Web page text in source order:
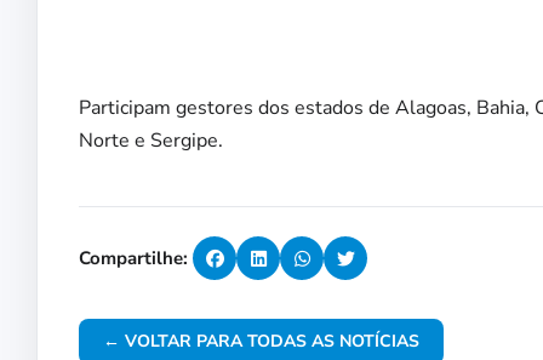
Participam gestores dos estados de Alagoas, Bahia,
Norte e Sergipe.
Compartilhe:
← VOLTAR PARA TODAS AS NOTÍCIAS